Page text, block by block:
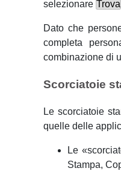
selezionare Trova
Dato che
completa
combinazione di
Scorciatoie
Le scorciatoie
quelle delle
Le «
Stampa,